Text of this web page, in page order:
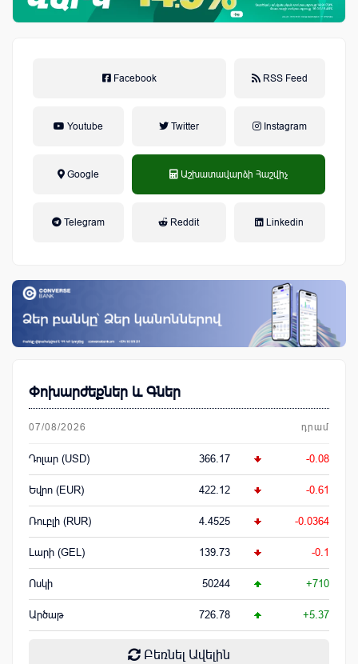
Facebook RSS Feed
Youtube Twitter Instagram
Google Աշխատավարձի Հաշվիչ
Telegram Reddit Linkedin
Փոխարժեքներ և Գներ
07/08/2026 դրամ
Դոլար (USD) 366.17 -0.08
Եվրո (EUR) 422.12 -0.61
Ռուբլի (RUR) 4.4525 -0.0364
Լարի (GEL) 139.73 -0.1
Ոսկի 50244 +710
Արծաթ 726.78 +5.37
Բեռնել Ավելին